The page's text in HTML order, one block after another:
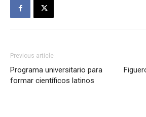
Previous article
Programa universitario para
formar científicos latinos